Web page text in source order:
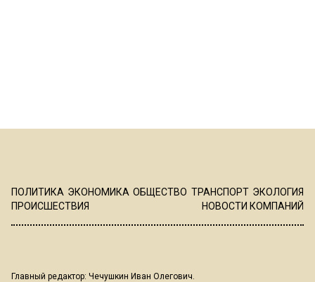
ПОЛИТИКА ЭКОНОМИКА ОБЩЕСТВО ТРАНСПОРТ ЭКОЛОГИЯ
ПРОИСШЕСТВИЯ
НОВОСТИ КОМПАНИЙ
Главный редактор: Чечушкин Иван Олегович.